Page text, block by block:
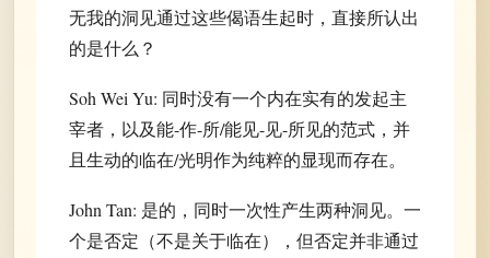
无我的洞见通过这些偈语生起时，直接所认出
的是什么？
Soh Wei Yu: 同时没有一个内在实有的发起主
宰者，以及能-作-所/能见-见-所见的范式，并
且生动的临在/光明作为纯粹的显现而存在。
John Tan: 是的，同时一次性产生两种洞见。一
个是否定（不是关于临在），但否定并非通过